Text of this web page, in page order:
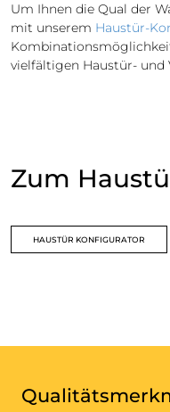
Um Ihnen die Qual der
mit unserem Haustür-
vielfältigen Haustür- und
Zum
HAUSTÜR KONFIGURATOR